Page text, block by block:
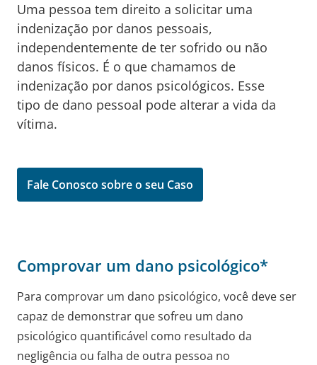
Uma pessoa tem direito a solicitar uma
indenização por danos pessoais,
independentemente de ter sofrido ou não
danos físicos. É o que chamamos de
indenização por danos psicológicos. Esse
tipo de dano pessoal pode alterar a vida da
vítima.
Fale Conosco sobre o seu Caso
Comprovar um dano psicológico*
Para comprovar um dano psicológico, você deve ser
capaz de demonstrar que sofreu um dano
psicológico quantificável como resultado da
negligência ou falha de outra pessoa no